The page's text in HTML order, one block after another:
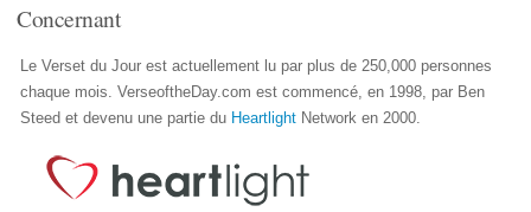
Concernant
Le Verset du Jour est actuellement lu par plus de 250,000 personnes
chaque mois. VerseoftheDay.com est commencé, en 1998, par Ben
Steed et devenu une partie du Heartlight Network en 2000.